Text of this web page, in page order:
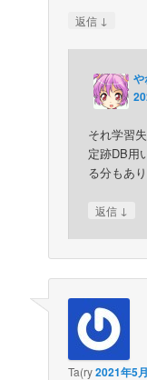
返信 ↓
それ学習
定跡DB用
る分もあり
返信 ↓
Ta(ry2021年5